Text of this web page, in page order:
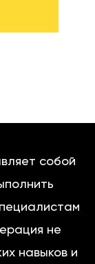
собой
не
навыков и